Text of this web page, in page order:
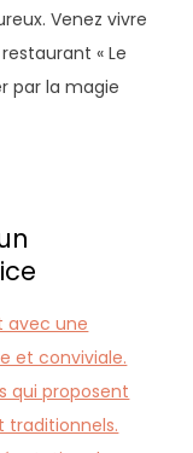
Venez vivre
« Le
par la magie
avec une
et conviviale.
qui proposent
traditionnels.